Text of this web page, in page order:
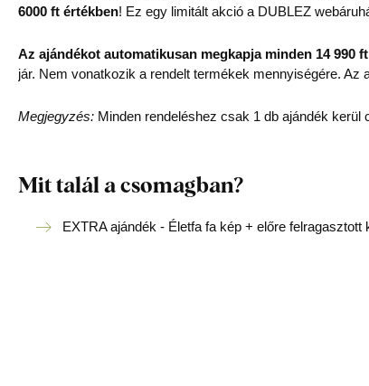
6000 ft értékben! Ez egy limitált akció a DUBLEZ
Az ajándékot automatikusan megkapja minden 14 990
jár. Nem vonatkozik a rendelt termékek mennyiségére. Az
Megjegyzés: Minden rendeléshez csak 1 db ajándék kerül
Mit talál a csomagban?
EXTRA ajándék - Életfa fa kép + előre